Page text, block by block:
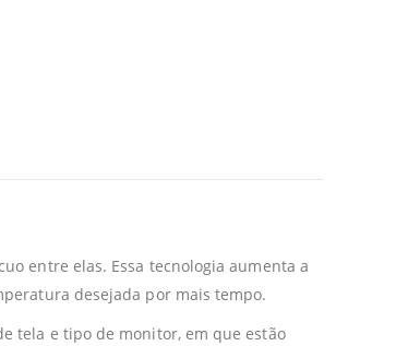
entre elas. Essa tecnologia aumenta a
desejada por mais tempo.
tela e tipo de monitor, em que estão